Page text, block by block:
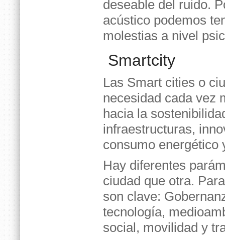
deseable del ruido.
acústico podemos
molestias a nivel
Smartcity
Las Smart cities o
necesidad cada vez
hacia la
infraestructuras,
consumo energético
Hay diferentes
ciudad que otra.
son clave:
tecnología,
social, movilidad y